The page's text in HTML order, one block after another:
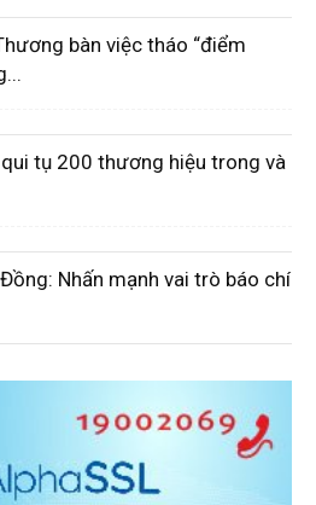
bàn việc tháo “điểm
tụ 200 thương hiệu trong và
Nhấn mạnh vai trò báo chí